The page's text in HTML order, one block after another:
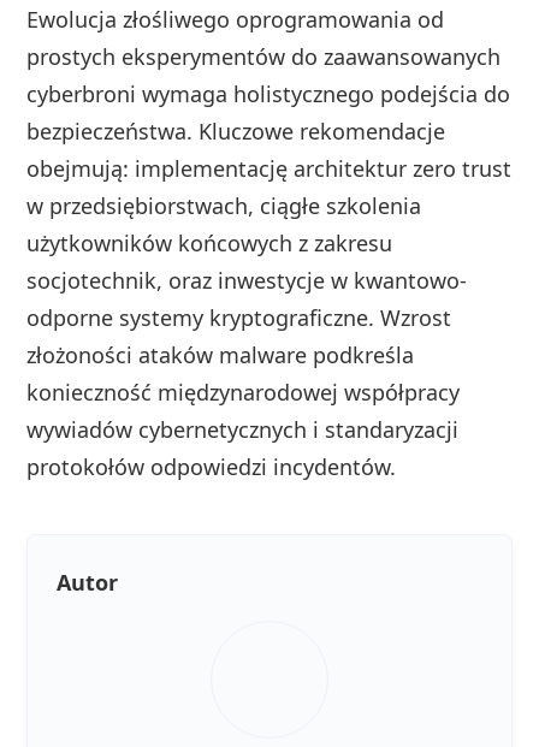
Ewolucja złośliwego oprogramowania od
prostych eksperymentów do zaawansowanych
cyberbroni wymaga holistycznego podejścia do
bezpieczeństwa. Kluczowe rekomendacje
obejmują: implementację architektur zero trust
w przedsiębiorstwach, ciągłe szkolenia
użytkowników końcowych z zakresu
socjotechnik, oraz inwestycje w kwantowo-
odporne systemy kryptograficzne. Wzrost
złożoności ataków malware podkreśla
konieczność międzynarodowej współpracy
wywiadów cybernetycznych i standaryzacji
protokołów odpowiedzi incydentów.
Autor